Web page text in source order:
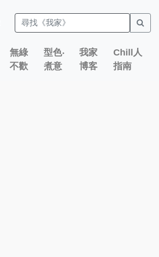
無綠
不歡
型色‧
煮意
我家
博客
Chill人
指南